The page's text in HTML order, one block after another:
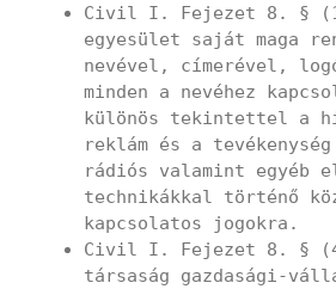
Civil I. Fejezet 8. §
egyesület saját maga
nevével, címerével,
minden a nevéhez
különös tekintettel a
reklám és a
rádiós valamint egyéb
technikákkal történő
kapcsolatos jogokra.
Civil I. Fejezet 8. §
társaság gazdasági-